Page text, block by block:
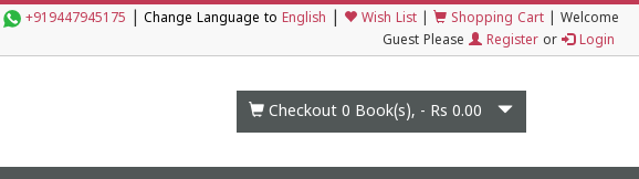
+919447945175 Change Language to English Wish List Shopping Cart
Welcome
Guest Please
Register or Login
Checkout 0 Book(s), - Rs 0.00